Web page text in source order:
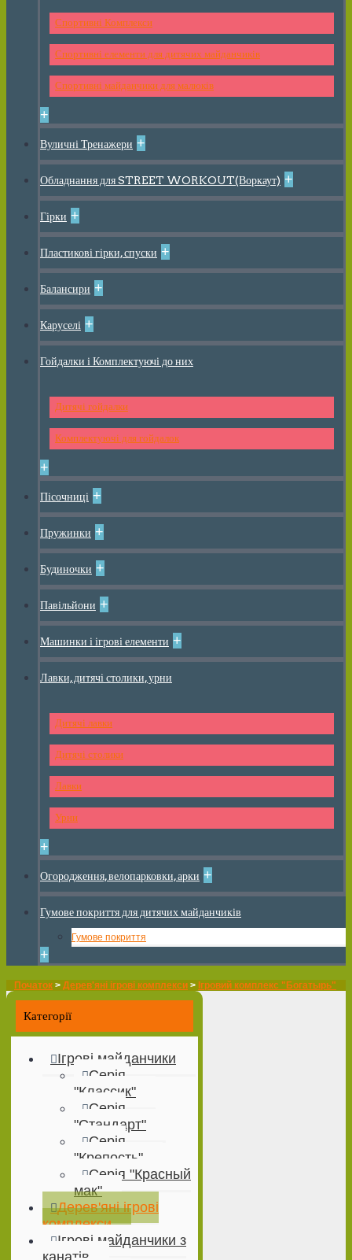
Спортивні Комплекси
Спортивні елементи для дитячих майданчиків
Спортивні майданчики для малюків
+
Вуличні Тренажери +
Обладнання для STREET WORKOUT(Воркаут) +
Гірки +
Пластикові гірки, спуски +
Балансири +
Каруселі +
Гойдалки і Комплектуючі до них
Дитячі гойдалки
Комплектуючі для гойдалок
+
Пісочниці +
Пружинки +
Будиночки +
Павільйони +
Машинки і ігрові елементи +
Лавки, дитячі столики, урни
Дитячі лавки
Дитячі столики
Лавки
Урни
+
Огородження, велопарковки, арки +
Гумове покриття для дитячих майданчиків
Гумове покриття
+
Початок > Дерев'яні ігрові комплекси > Ігровий комплекс "Богатырь"
Категорії
Ігрові майданчики
Серія
"Классик"
Серія
"Стандарт"
Серія
"Крепость"
Серія "Красный
мак"
Дерев'яні ігрові
комплекси
Ігрові майданчики з
канатів